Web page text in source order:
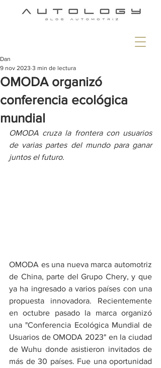
OMODA organizó
conferencia ecológica
mundial
Dan
9 nov 2023 3 min de lectura
OMODA cruza la frontera con usuarios
de varias partes del mundo para ganar
juntos el futuro.
OMODA es una nueva marca automotriz
de China, parte del Grupo Chery, y que
ya ha ingresado a varios países con una
propuesta innovadora. Recientemente
en octubre pasado la marca organizó
una "Conferencia Ecológica Mundial de
Usuarios de OMODA 2023" en la ciudad
de Wuhu donde asistieron invitados de
más de 30 países. Fue una oportunidad